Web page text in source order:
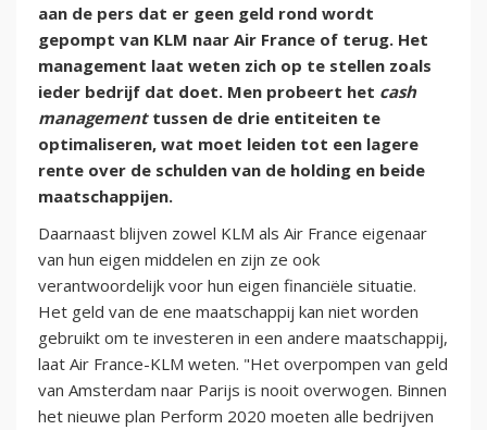
aan de pers dat er geen geld rond wordt
gepompt van KLM naar Air France of terug. Het
management laat weten zich op te stellen zoals
ieder bedrijf dat doet. Men probeert het cash
management tussen de drie entiteiten te
optimaliseren, wat moet leiden tot een lagere
rente over de schulden van de holding en beide
maatschappijen.
Daarnaast blijven zowel KLM als Air France eigenaar
van hun eigen middelen en zijn ze ook
verantwoordelijk voor hun eigen financiële situatie.
Het geld van de ene maatschappij kan niet worden
gebruikt om te investeren in een andere maatschappij,
laat Air France-KLM weten. "Het overpompen van geld
van Amsterdam naar Parijs is nooit overwogen. Binnen
het nieuwe plan Perform 2020 moeten alle bedrijven